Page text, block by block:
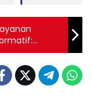
Lebih